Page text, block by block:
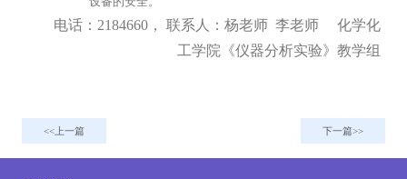
电话： 2184660 ， 联系人：杨老师 李老师
化学化
工学院《仪器分析实验》教学组
上一篇 下一篇